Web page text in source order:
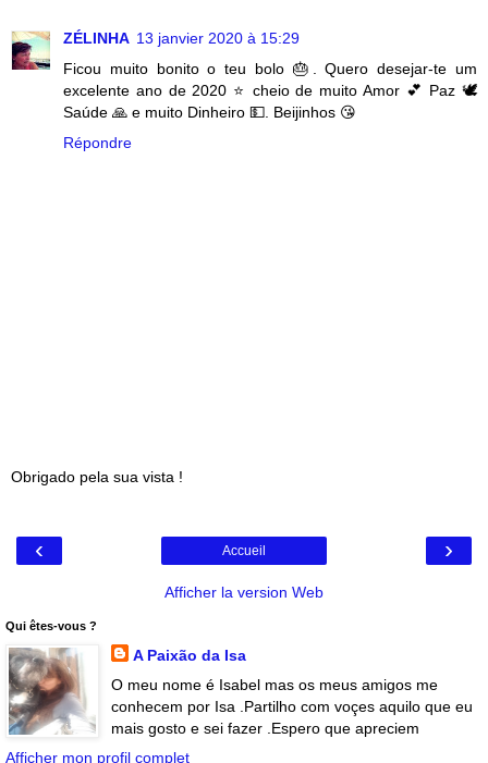
ZÉLINHA 13 janvier 2020 à 15:29
Ficou muito bonito o teu bolo 🎂. Quero desejar-te um
excelente ano de 2020 ⭐ cheio de muito Amor 💕 Paz 🕊
Saúde 🙏 e muito Dinheiro 💵. Beijinhos 😘
Répondre
Obrigado pela sua vista !
‹ ›
Accueil
Afficher la version Web
Qui êtes-vous ?
A Paixão da Isa
O meu nome é Isabel mas os meus amigos me
conhecem por Isa .Partilho com voçes aquilo que eu
mais gosto e sei fazer .Espero que apreciem
Afficher mon profil complet